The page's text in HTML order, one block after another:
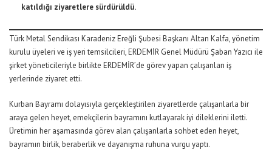
katıldığı ziyaretlere sürdürüldü.
Türk Metal Sendikası Karadeniz Ereğli Şubesi Başkanı Altan Kalfa, yönetim
kurulu üyeleri ve iş yeri temsilcileri, ERDEMİR Genel Müdürü Şaban Yazıcı ile
şirket yöneticileriyle birlikte ERDEMİR’de görev yapan çalışanları iş
yerlerinde ziyaret etti.
Kurban Bayramı dolayısıyla gerçekleştirilen ziyaretlerde çalışanlarla bir
araya gelen heyet, emekçilerin bayramını kutlayarak iyi dileklerini iletti.
Üretimin her aşamasında görev alan çalışanlarla sohbet eden heyet,
bayramın birlik, beraberlik ve dayanışma ruhuna vurgu yaptı.